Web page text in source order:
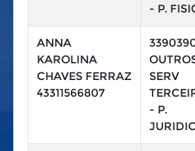
- P.
ANNA
KAROLINA
CHAVES FERRAZ
43311566807
SERV
- P.